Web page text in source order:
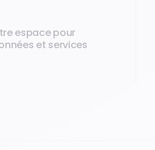
espace pour
et services